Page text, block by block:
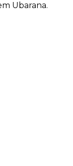
Ubarana.